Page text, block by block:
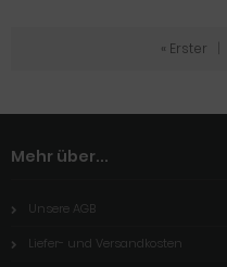
« Erster
Mehr über...
Unsere AGB
Liefer- und Versandkosten